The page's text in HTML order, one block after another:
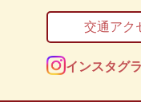
交通アク
インスタグ